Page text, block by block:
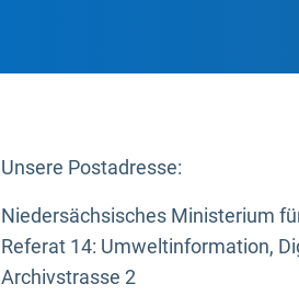
Unsere Postadresse:
Niedersächsisches Ministerium
Referat 14: Umweltinformation,
Archivstrasse 2